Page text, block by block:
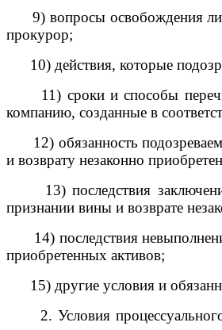
9) вопросы освобождения лица
прокурор;
10) действия, которые
11) сроки и способы
компанию, созданные в
12) обязанность
и возврату незаконно
13) последствия заключения
признании вины и возврате
14) последствия
приобретенных активов;
15) другие условия и
2. Условия процессуального